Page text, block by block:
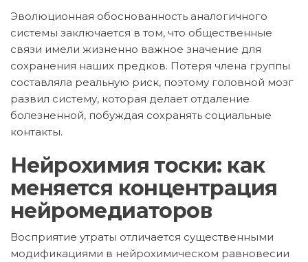
Эволюционная обоснованность аналогичного
системы заключается в том, что общественные
связи имели жизненно важное значение для
сохранения наших предков. Потеря члена группы
составляла реальную риск, поэтому головной мозг
развил систему, которая делает отдаление
болезненной, побуждая сохранять социальные
контакты.
Нейрохимия тоски: как
меняется концентрация
нейромедиаторов
Восприятие утраты отличается существенными
модификациями в нейрохимическом равновесии